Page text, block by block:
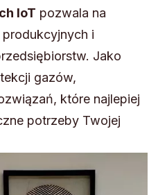
IoT pozwala na
i
Jako
gazów,
które najlepiej
potrzeby Twojej